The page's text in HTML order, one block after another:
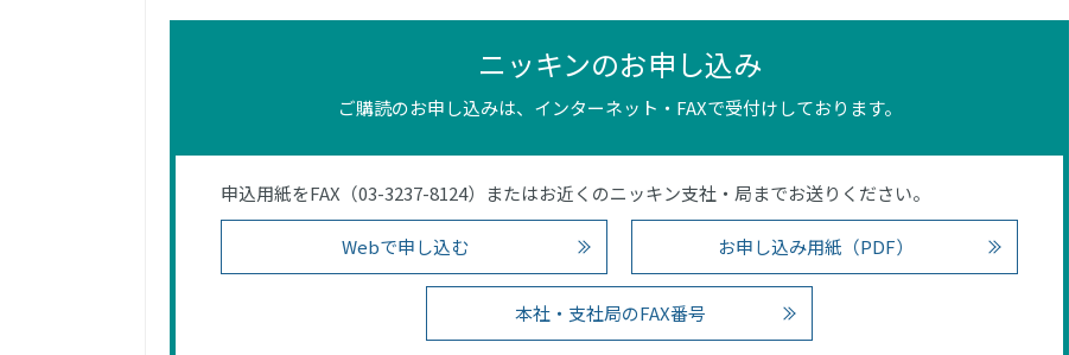
ニッキンのお申し込み
ご購読のお申し込みは、インターネット・FAXで受付けしております。
申込用紙をFAX（03-3237-8124）またはお近くのニッキン支社・局までお送りください。
Webで申し込む お申し込み用紙（PDF）
本社・支社局のFAX番号